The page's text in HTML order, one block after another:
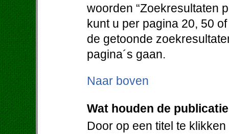
woorden “Zoekresultaten
kunt u per pagina 20, 50
de getoonde
pagina´s gaan.
Naar boven
Wat houden de
Door op een titel te